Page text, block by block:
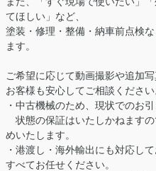
てほしい」など、
塗装・修理・整備・納車前点検
ます。
ご希望に応じて動画撮影や追加
お客様も安心してご相談ください
・中古機械のため、現状でのお
状態の保証はいたしかねます
めいたします。
・港渡し・海外輸出にも対応し
すべてお任せください。